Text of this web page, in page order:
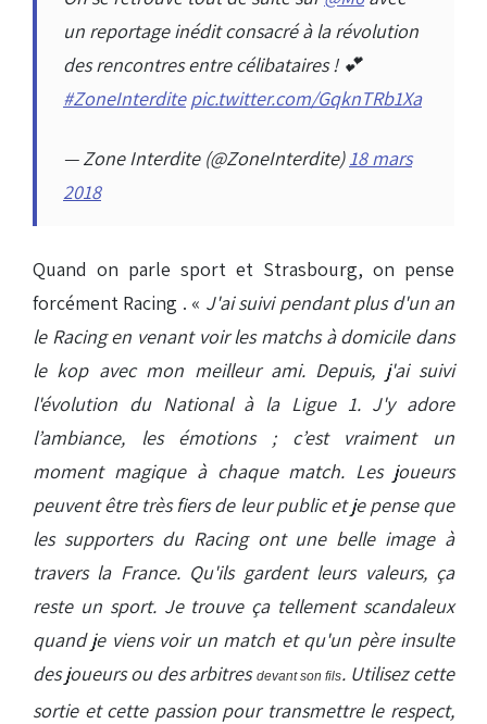
un reportage inédit consacré à la révolution
des rencontres entre célibataires ! 💕
#ZoneInterdite pic.twitter.com/GqknTRb1Xa
— Zone Interdite (@ZoneInterdite) 18 mars
2018
Quand on parle sport et Strasbourg, on pense
forcément Racing . « J'ai suivi pendant plus d'un an
le Racing en venant voir les matchs à domicile dans
le kop avec mon meilleur ami. Depuis, j'ai suivi
l'évolution du National à la Ligue 1. J'y adore
l’ambiance, les émotions ; c’est vraiment un
moment magique à chaque match. Les joueurs
peuvent être très fiers de leur public et je pense que
les supporters du Racing ont une belle image à
travers la France. Qu'ils gardent leurs valeurs, ça
reste un sport. Je trouve ça tellement scandaleux
quand je viens voir un match et qu'un père insulte
des joueurs ou des arbitres devant son fils. Utilisez cette
sortie et cette passion pour transmettre le respect,